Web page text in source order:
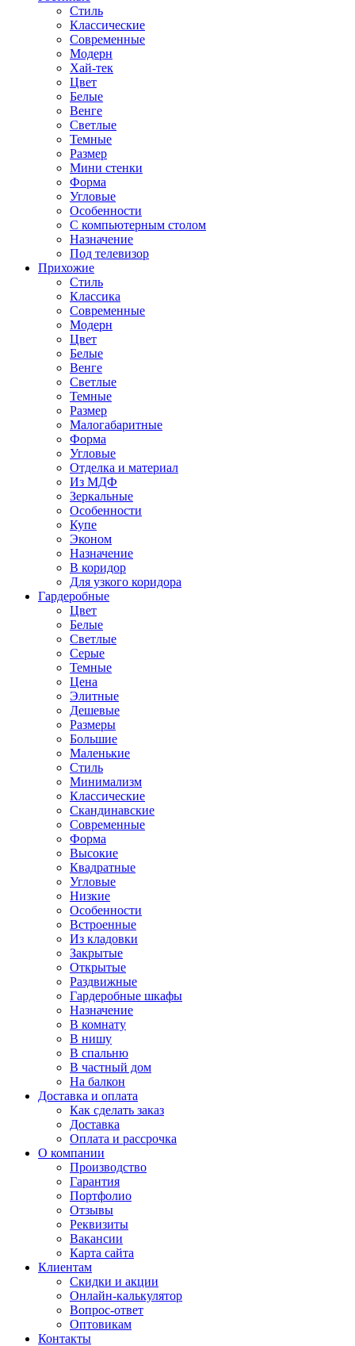
Стиль
Классические
Современные
Модерн
Хай-тек
Цвет
Белые
Венге
Светлые
Темные
Размер
Мини стенки
Форма
Угловые
Особенности
С компьютерным столом
Назначение
Под телевизор
Прихожие
Стиль
Классика
Современные
Модерн
Цвет
Белые
Венге
Светлые
Темные
Размер
Малогабаритные
Форма
Угловые
Отделка и материал
Из МДФ
Зеркальные
Особенности
Купе
Эконом
Назначение
В коридор
Для узкого коридора
Гардеробные
Цвет
Белые
Светлые
Серые
Темные
Цена
Элитные
Дешевые
Размеры
Большие
Маленькие
Стиль
Минимализм
Классические
Скандинавские
Современные
Форма
Высокие
Квадратные
Угловые
Низкие
Особенности
Встроенные
Из кладовки
Закрытые
Открытые
Раздвижные
Гардеробные шкафы
Назначение
В комнату
В нишу
В спальню
В частный дом
На балкон
Доставка и оплата
Как сделать заказ
Доставка
Оплата и рассрочка
О компании
Производство
Гарантия
Портфолио
Отзывы
Реквизиты
Вакансии
Карта сайта
Клиентам
Скидки и акции
Онлайн-калькулятор
Вопрос-ответ
Оптовикам
Контакты